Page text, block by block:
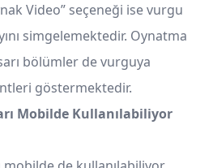
Video” seçeneği ise vurgu
simgelemektedir. Oynatma
bölümler de vurguya
göstermektedir.
Mobilde Kullanılabiliyor